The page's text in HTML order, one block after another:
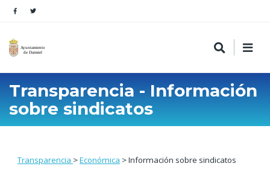
Transparencia - Información
sobre sindicatos
Transparencia >Económica > Información sobre sindicatos